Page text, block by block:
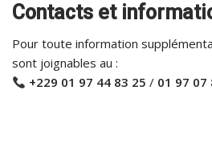
Contacts et
Pour toute information
sont joignables au :
+229 01 97 44 83 25 / 01 97 07